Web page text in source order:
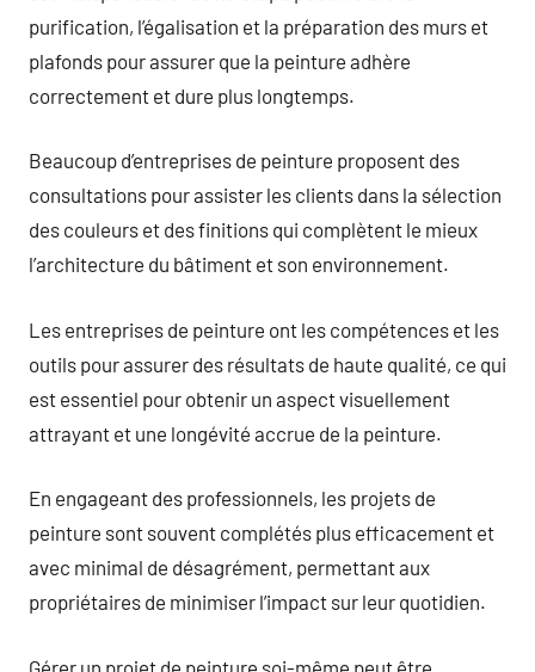
purification, l’égalisation et la préparation des murs et
plafonds pour assurer que la peinture adhère
correctement et dure plus longtemps.
Beaucoup d’entreprises de peinture proposent des
consultations pour assister les clients dans la sélection
des couleurs et des finitions qui complètent le mieux
l’architecture du bâtiment et son environnement.
Les entreprises de peinture ont les compétences et les
outils pour assurer des résultats de haute qualité, ce qui
est essentiel pour obtenir un aspect visuellement
attrayant et une longévité accrue de la peinture.
En engageant des professionnels, les projets de
peinture sont souvent complétés plus efficacement et
avec minimal de désagrément, permettant aux
propriétaires de minimiser l’impact sur leur quotidien.
Gérer un projet de peinture soi-même peut être